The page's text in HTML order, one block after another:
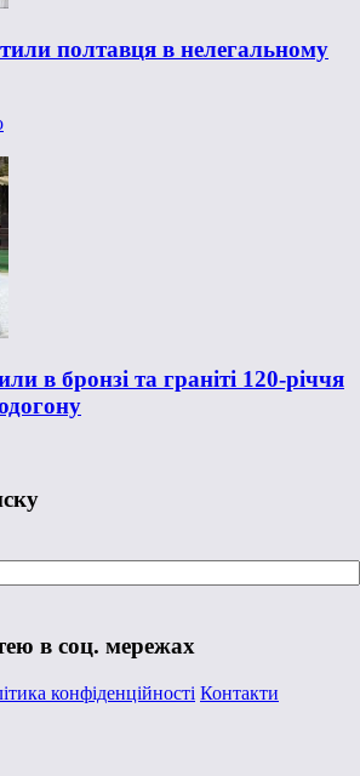
полтавця в нелегальному
в бронзі та граніті 120-річчя
в соц. мережах
конфіденційності Контакти